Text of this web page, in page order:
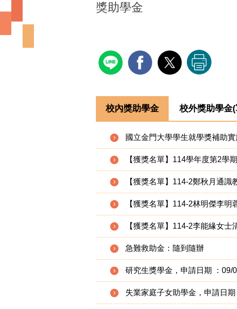
獎助學金
校內獎助學金 校外獎助學金
國立金門大學學生就學獎補助
【獲獎名單】114學年度第2學
【獲獎名單】114-2鄭秋月通
【獲獎名單】114-2林明傑李
【獲獎名單】114-2李能緣女
急難救助金：隨到隨辦
研究生獎學金，申請日期 ：09/
失業家庭子女助學金，申請日